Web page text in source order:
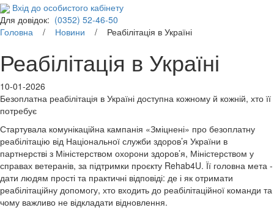
Вхід до особистого кабінету
Для довідок: (0352) 52-46-50
Головна / Новини / Реабілітація в Україні
Реабілітація в Україні
10-01-2026
Безоплатна реабілітація в Україні доступна кожному й кожній, хто її
потребує
Стартувала комунікаційна кампанія «Зміцнені» про безоплатну
реабілітацію від Національної служби здоров’я України в
партнерстві з Міністерством охорони здоров’я, Міністерством у
справах ветеранів, за підтримки проєкту Rehab4U. Її головна мета -
дати людям прості та практичні відповіді: де і як отримати
реабілітаційну допомогу, хто входить до реабілітаційної команди та
чому важливо не відкладати відновлення.